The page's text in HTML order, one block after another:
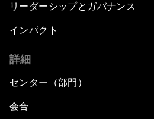
リーダーシップとガバナンス
インパクト
詳細
センター（部門）
会合